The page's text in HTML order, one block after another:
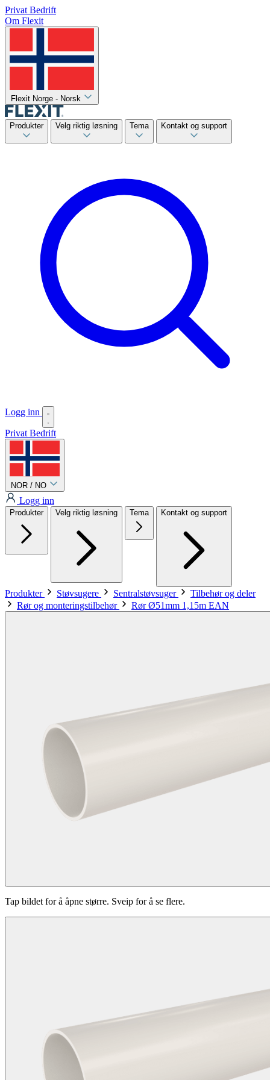
Privat Bedrift
Om Flexit
Flexit Norge - Norsk
Produkter Velg riktig løsning Tema Kontakt og support
Logg inn
Privat Bedrift
NOR / NO
Logg inn
Produkter Velg riktig løsning Tema Kontakt og support
Produkter Støvsugere Sentralstøvsuger
Tilbehør og deler
Rør og monteringstilbehør
Rør Ø51mm 1,15m EAN
Tap bildet for å åpne større. Sveip for å se flere.